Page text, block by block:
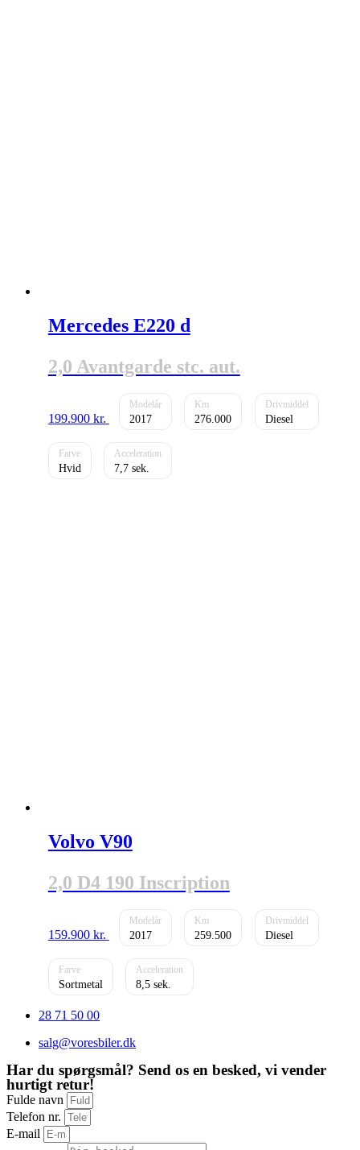
Mercedes E220 d
2,0 Avantgarde stc. aut.
199.900 kr. 2017 276.000 Diesel
Hvid 7,7
Volvo V90
2,0 D4 190 Inscription
159.900 kr. 2017 259.500 Diesel
Sortmetal 8,5
28 71 50 00
salg@voresbiler.dk
Har du spørgsmål? Send os en besked, vi vender
hurtigt retur!
Fulde navn
Telefon nr.
E-mail